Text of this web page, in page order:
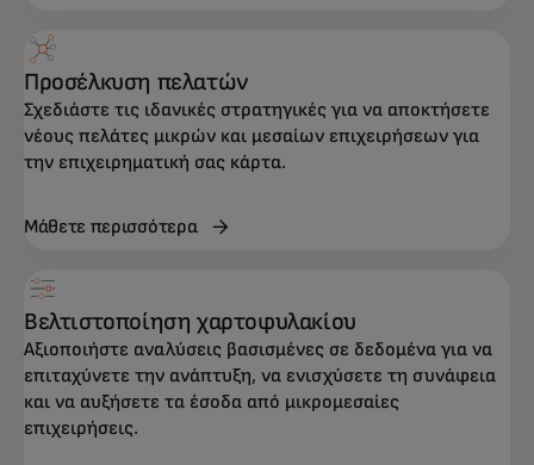
Προσέλκυση πελατών
Σχεδιάστε τις ιδανικές στρατηγικές για να αποκτήσετε
νέους πελάτες μικρών και μεσαίων επιχειρήσεων για
την επιχειρηματική σας κάρτα.
Μάθετε περισσότερα
Βελτιστοποίηση χαρτοφυλακίου
Αξιοποιήστε αναλύσεις βασισμένες σε δεδομένα για να
επιταχύνετε την ανάπτυξη, να ενισχύσετε τη συνάφεια
και να αυξήσετε τα έσοδα από μικρομεσαίες
επιχειρήσεις.